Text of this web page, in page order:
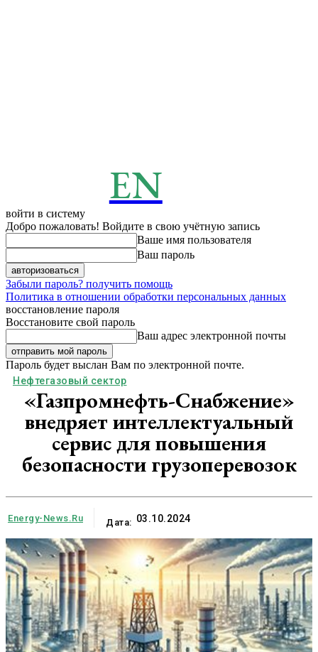
EN
войти в систему
Добро пожаловать! Войдите в свою учётную запись
Ваше имя пользователя
Ваш пароль
Забыли пароль? получить помощь
Политика в отношении обработки персональных данных
восстановление пароля
Восстановите свой пароль
Ваш адрес электронной почты
Пароль будет выслан Вам по электронной почте.
Нефтегазовый сектор
«Газпромнефть-Снабжение»
внедряет интеллектуальный
сервис для повышения
безопасности грузоперевозок
Energy-News.ru Дата: 03.10.2024